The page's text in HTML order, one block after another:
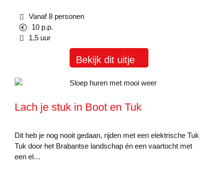
Vanaf 8 personen
10 p.p.
1,5 uur
Bekijk dit uitje
Lach je stuk in Boot en Tuk
Dit heb je nog nooit gedaan, rijden met een elektrische Tuk
Tuk door het Brabantse landschap én een vaartocht met
een el…